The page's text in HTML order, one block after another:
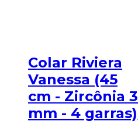
Colar Riviera
Vanessa (45
cm - Zircônia 3
mm - 4 garras)